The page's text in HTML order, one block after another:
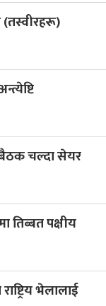
(तस्वीरहरू)
चल्दा सेयर
तिब्बत पक्षीय
भेलालाई